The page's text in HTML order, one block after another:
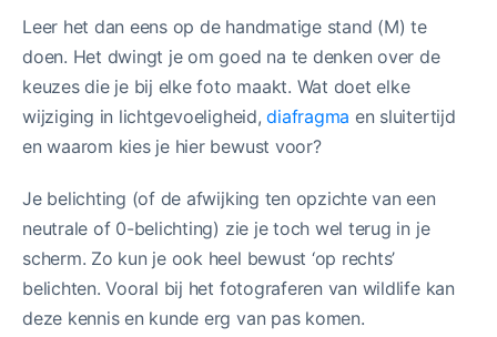
Leer het dan eens op de handmatige stand (M) te
doen. Het dwingt je om goed na te denken over de
keuzes die je bij elke foto maakt. Wat doet elke
wijziging in lichtgevoeligheid,diafragma en sluitertijd
en waarom kies je hier bewust voor?
Je belichting (of de afwijking ten opzichte van een
neutrale of 0-belichting) zie je toch wel terug in je
scherm. Zo kun je ook heel bewust ‘op rechts’
belichten. Vooral bij het fotograferen van wildlife kan
deze kennis en kunde erg van pas komen.